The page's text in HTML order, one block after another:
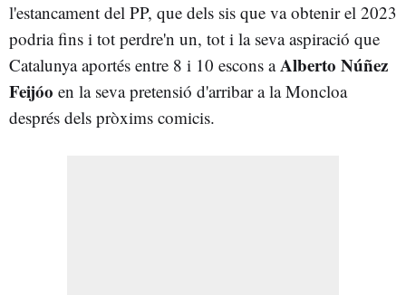
l'estancament del PP, que dels sis que va obtenir el 2023
podria fins i tot perdre'n un, tot i la seva aspiració que
Catalunya aportés entre 8 i 10 escons aAlberto Núñez
Feijóo en la seva pretensió d'arribar a la Moncloa
després dels pròxims comicis.